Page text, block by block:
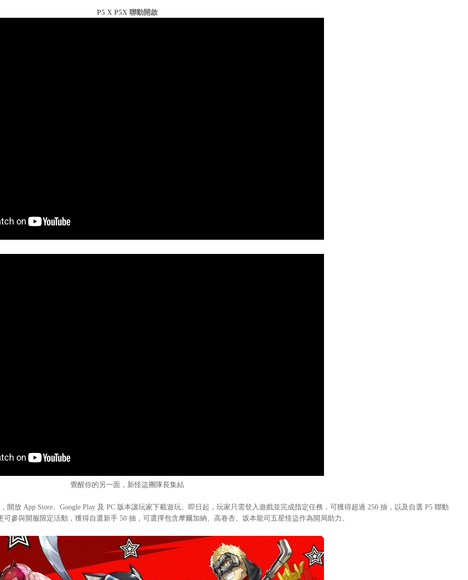
P5 X P5X 聯動開啟
覺醒你的另一面，新怪盜團隊長集結
App Store、Google Play 及 PC 版本讓玩家下載遊玩。即日起，玩家只需登入遊戲並完成指定任務，可獲得超過 250 抽，以及自選 P5 聯動
參與開服限定活動，獲得自選新手 50 抽，可選擇包含摩爾加納、高卷杏、坂本龍司五星怪盜作為開局助力。